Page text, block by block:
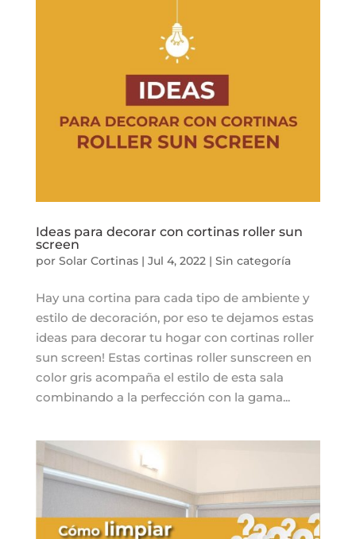
Ideas para decorar con cortinas roller sun
screen
por Solar Cortinas| Jul 4, 2022| Sin categoría
Hay una cortina para cada tipo de ambiente y
estilo de decoración, por eso te dejamos estas
ideas para decorar tu hogar con cortinas roller
sun screen! Estas cortinas roller sunscreen en
color gris acompaña el estilo de esta sala
combinando a la perfección con la gama...